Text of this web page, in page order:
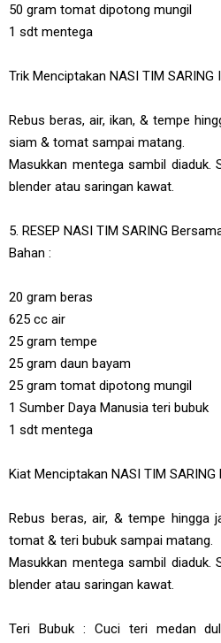
50 gram tomat dipotong mungil
1 sdt mentega
Trik Menciptakan NASI TIM SARING
Rebus beras, air, ikan, & tempe
siam & tomat sampai matang.
Masukkan mentega sambil diaduk.
blender atau saringan kawat.
5. RESEP NASI TIM SARING
Bahan :
20 gram beras
625 cc air
25 gram tempe
25 gram daun bayam
25 gram tomat dipotong mungil
1 Sumber Daya Manusia teri bubuk
1 sdt mentega
Kiat Menciptakan NASI TIM SARING
Rebus beras, air, & tempe hingga
tomat & teri bubuk sampai matang.
Masukkan mentega sambil diaduk.
blender atau saringan kawat.
Teri Bubuk : Cuci teri medan